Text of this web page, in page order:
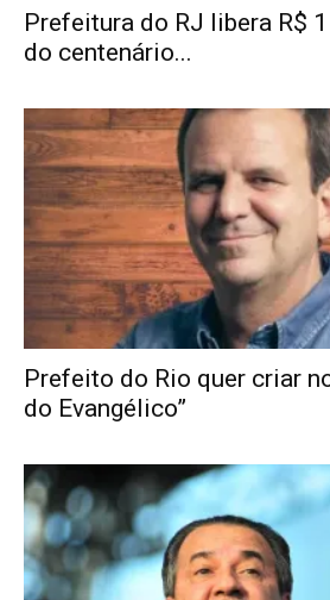
Prefeitura do RJ libera R$
do centenário...
Prefeito do Rio quer criar
do Evangélico”